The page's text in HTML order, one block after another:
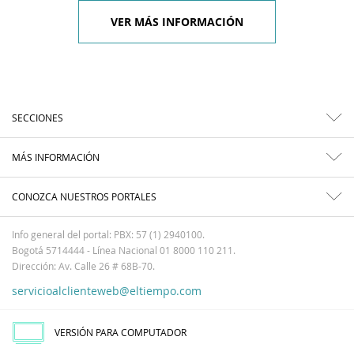
VER MÁS INFORMACIÓN
SECCIONES
MÁS INFORMACIÓN
CONOZCA NUESTROS PORTALES
Info general del portal: PBX: 57 (1) 2940100.
Bogotá 5714444 - Línea Nacional 01 8000 110 211.
Dirección: Av. Calle 26 # 68B-70.
servicioalclienteweb@eltiempo.com
VERSIÓN PARA COMPUTADOR